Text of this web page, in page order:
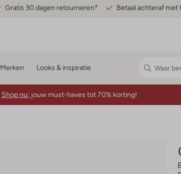
Gratis 30 dagen retourneren* Betaal achteraf met
Merken Looks & inspiratie
Shop nu: jouw must-haves tot 70% korting!